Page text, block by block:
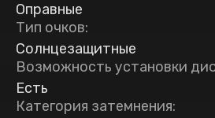
Оправные
Тип очков:
Солнцезащитные
Возможность установки
Есть
Категория затемнения: